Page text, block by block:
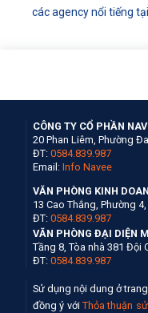
các agency nổi tiếng
CÔNG TY CỔ PHẦN
20 Phan Liêm, Phường
ĐT: 0584.839.987
Email: Info Navee
VĂN PHÒNG KINH
13 Cao Thắng, Phường 4,
ĐT: 0584.839.987
VĂN PHÒNG ĐẠI DIỆN
Tầng 8, Tòa nhà 381 Đội
ĐT: 0584.839.987
Sử dụng nội dung ở
đồng ý với Thỏa thuận